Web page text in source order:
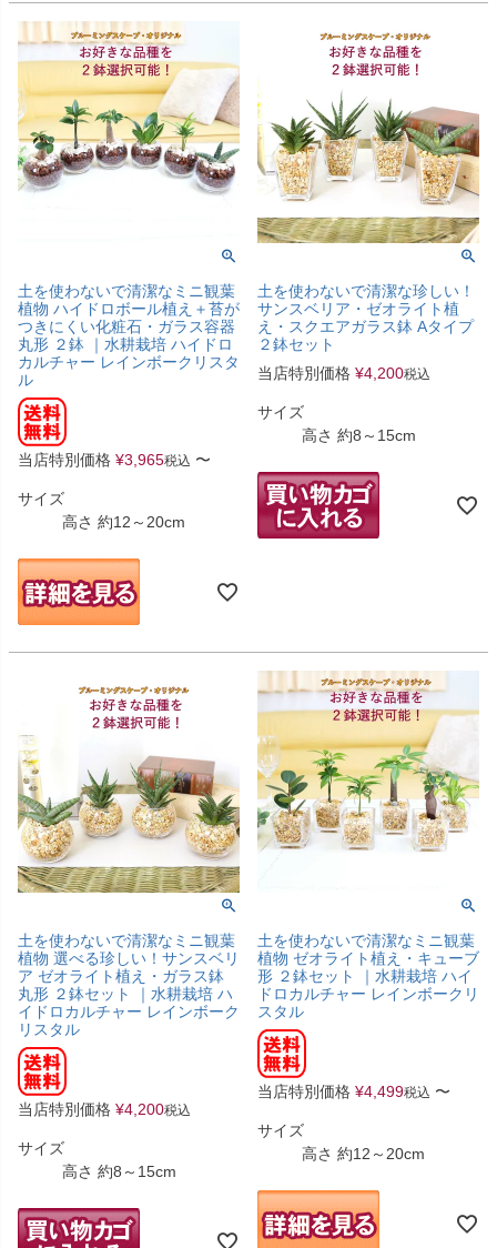
土を使わないで清潔なミニ観葉
植物 ハイドロボール植え＋苔が
つきにくい化粧石・ガラス容器
丸形 ２鉢 ｜水耕栽培 ハイドロ
カルチャー レインボークリスタ
ル
当店特別価格 ¥3,965税込 〜
サイズ
高さ 約12～20cm
土を使わないで清潔な珍しい！
サンスベリア・ゼオライト植
え・スクエアガラス鉢 Aタイプ
２鉢セット
当店特別価格 ¥4,200税込
サイズ
高さ 約8～15cm
土を使わないで清潔なミニ観葉
植物 選べる珍しい！サンスベリ
ア ゼオライト植え・ガラス鉢
丸形 ２鉢セット ｜水耕栽培 ハ
イドロカルチャー レインボーク
リスタル
当店特別価格 ¥4,200税込
サイズ
高さ 約8～15cm
土を使わないで清潔なミニ観葉
植物 ゼオライト植え・キューブ
形 ２鉢セット ｜水耕栽培 ハイ
ドロカルチャー レインボークリ
スタル
当店特別価格 ¥4,499税込 〜
サイズ
高さ 約12～20cm